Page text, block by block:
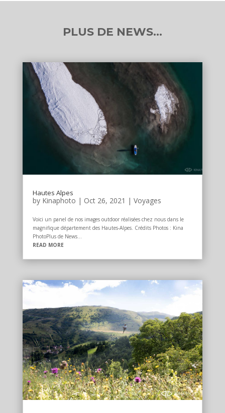
PLUS DE NEWS…
Hautes Alpes
by Kinaphoto | Oct 26, 2021 | Voyages
Voici un panel de nos images outdoor réalisées chez nous dans le
magnifique département des Hautes-Alpes. Crédits Photos : Kina
PhotoPlus de News...
READ MORE